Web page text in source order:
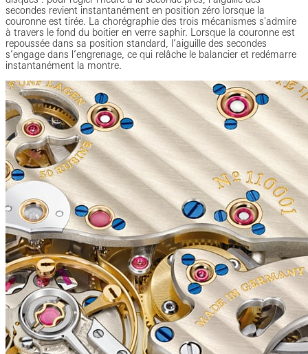
secondes revient instantanément en position zéro lorsque la
couronne est tirée. La chorégraphie des trois mécanismes s'admire
à travers le fond du boitier en verre saphir. Lorsque la couronne est
repoussée dans sa position standard, l’aiguille des secondes
s’engage dans l’engrenage, ce qui relâche le balancier et redémarre
instantanément la montre.